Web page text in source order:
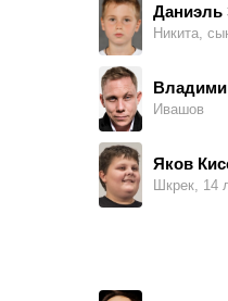
Никита,
Ивашов
Яков
Шкрек, 14